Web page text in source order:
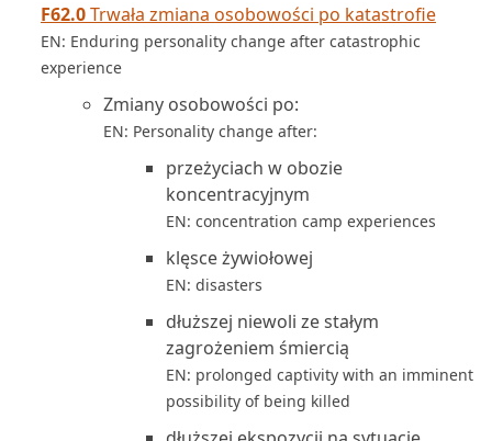
F62.0Trwała zmiana osobowości po katastrofie
EN: Enduring personality change after catastrophic
experience
Zmiany osobowości po:
EN: Personality change after:
przeżyciach w obozie
koncentracyjnym
EN: concentration camp experiences
klęsce żywiołowej
EN: disasters
dłuższej niewoli ze stałym
zagrożeniem śmiercią
EN: prolonged captivity with an imminent
possibility of being killed